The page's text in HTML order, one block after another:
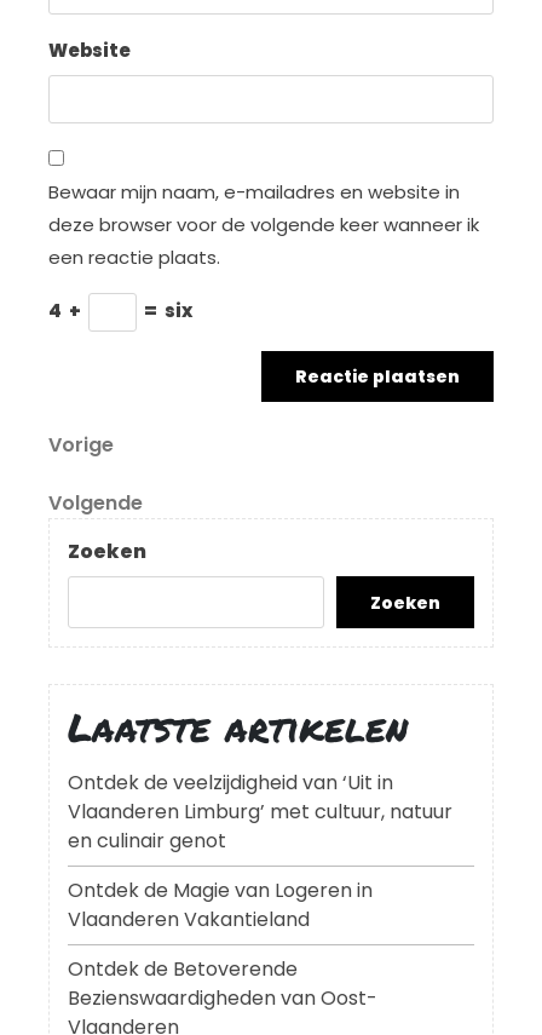
Website
Bewaar mijn naam, e-mailadres en website in
deze browser voor de volgende keer wanneer ik
een reactie plaats.
4 + = six
Berichtnavigatie
Vorig
Vorige
Volgend
bericht
Volgende
Zoeken
Zoeken
Laatste artikelen
Ontdek de veelzijdigheid van ‘Uit in
Vlaanderen Limburg’ met cultuur, natuur
en culinair genot
Ontdek de Magie van Logeren in
Vlaanderen Vakantieland
Ontdek de Betoverende
Bezienswaardigheden van Oost-
Vlaanderen